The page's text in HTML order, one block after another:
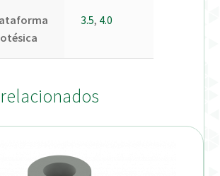
3.5, 4.0